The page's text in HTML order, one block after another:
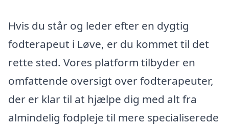
Hvis du står og leder efter en dygtig
fodterapeut i Løve, er du kommet til det
rette sted. Vores platform tilbyder en
omfattende oversigt over fodterapeuter,
der er klar til at hjælpe dig med alt fra
almindelig fodpleje til mere specialiserede